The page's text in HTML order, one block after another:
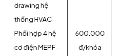
drawing hệ
thống HVAC –
Phối hợp 4 hệ
cơ điện MEPF –
600.000
đ/khóa